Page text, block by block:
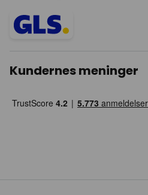
Kundernes meninger